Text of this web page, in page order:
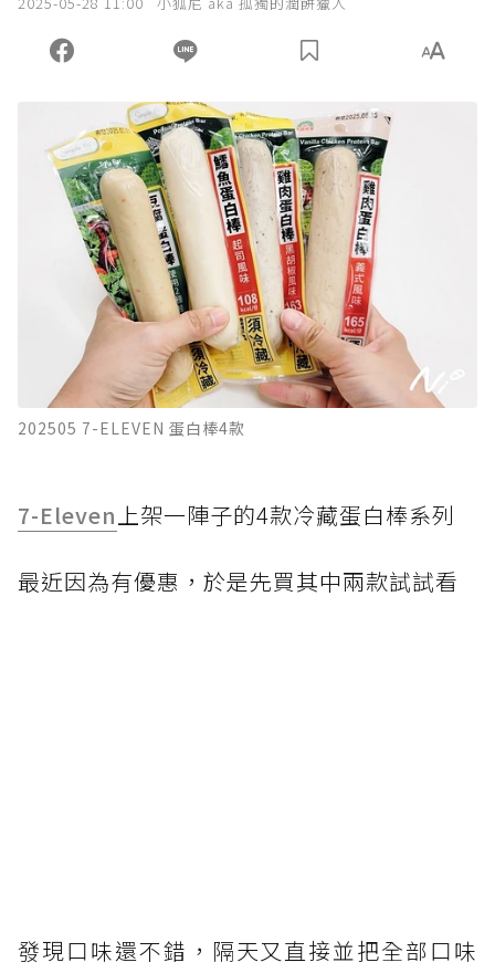
202505 7-ELEVEN 蛋白棒4款
7-Eleven上架一陣子的4款冷藏蛋白棒系列
最近因為有優惠，於是先買其中兩款試試看
發現口味還不錯，隔天又直接並把全部口味